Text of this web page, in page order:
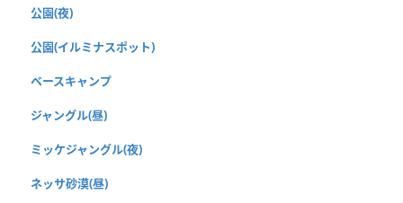
公園(夜)
公園(イルミナスポット)
ベースキャンプ
ジャングル(昼)
ミッケジャングル(夜)
ネッサ砂漠(昼)